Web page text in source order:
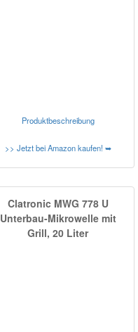
Produktbeschreibung
>> Jetzt bei Amazon kaufen! ➥
Clatronic MWG 778 U
Unterbau-Mikrowelle mit
Grill, 20 Liter